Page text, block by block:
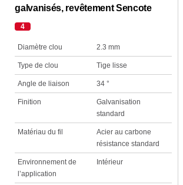
galvanisés, revêtement Sencote
4
Diamètre clou 2.3 mm
Type de clou Tige lisse
Angle de liaison 34 °
Finition
Galvanisation
standard
Matériau du fil
Acier au carbone
résistance standard
Environnement de
l’application
Intérieur